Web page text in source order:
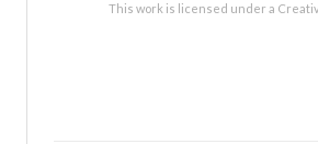
This work is licensed under a